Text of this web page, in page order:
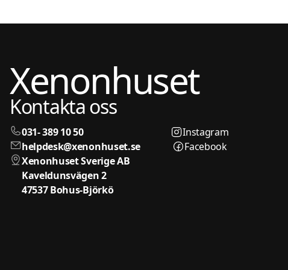
Xenonhuset
Kontakta oss
031- 389 10 50
helpdesk@xenonhuset.se
Xenonhuset Sverige AB
Kaveldunsvägen 2
47537 Bohus-Björkö
Instagram
Facebook